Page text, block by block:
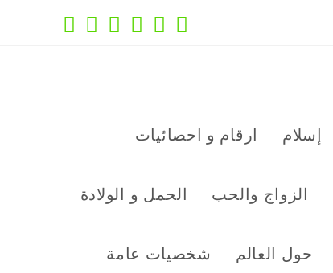
إسلام ارقام و احصائيات
الزواج والحب الحمل و الولادة
حول العالم شخصيات عامة